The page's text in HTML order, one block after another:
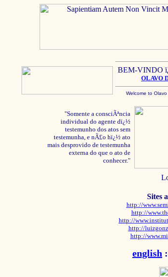
BEM-VINDO
OLAVO
Welcome to
"Somente a consciÃªncia
individual do agente dï¿½
testemunho dos atos sem
testemunha, e nÃ£o hï¿½ ato
mais desprovido de testemunha
externa do que o ato de
conhecer."
Sites
http://
http://
http://
http://
http://
english